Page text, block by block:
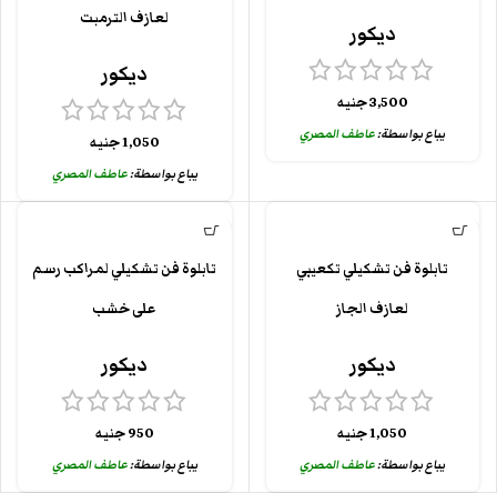
ديكور
3,500جنيه
يباع بواسطة:عاطف المصري
لعازف الترمبت
ديكور
1,050جنيه
يباع بواسطة:عاطف المصري
تابلوة فن تشكيلي تكعيبي
لعازف الجاز
ديكور
1,050جنيه
يباع بواسطة:عاطف المصري
تابلوة فن تشكيلي لمراكب رسم
على خشب
ديكور
950جنيه
يباع بواسطة:عاطف المصري